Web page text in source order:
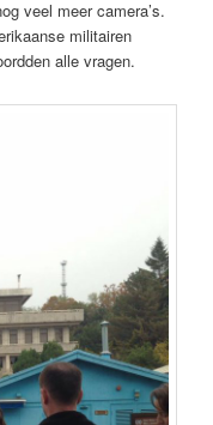
veel meer camera’s.
militairen
alle vragen.